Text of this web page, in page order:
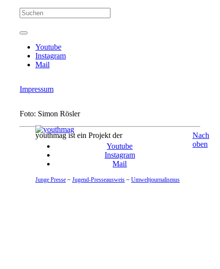
Youtube
Instagram
Mail
Impressum
Foto: Simon Rösler
youthmag ist ein Projekt der
Youtube
Instagram
Mail
Junge Presse ~ Jugend-Presseausweis ~ Umweltjournalismus
Nach
oben